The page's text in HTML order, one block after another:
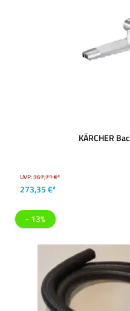
KÄRCHER
UVP:367,71 €*
273,35 €*
- 13%